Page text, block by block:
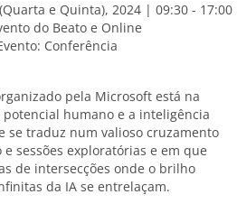
e Quinta), 2024 | 09:30 - 17:00
do Beato e Online
Conferência
pela Microsoft está na
humano e a inteligência
se traduz num valioso cruzamento
sessões exploratórias e em que
de intersecções onde o brilho
da IA se entrelaçam.